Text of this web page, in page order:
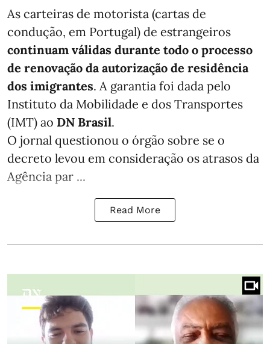
As carteiras de motorista (cartas de
condução, em Portugal) de estrangeiros
continuam válidas durante todo o processo
de renovação da autorização de residência
dos imigrantes. A garantia foi dada pelo
Instituto da Mobilidade e dos Transportes
(IMT) ao DN Brasil.
O jornal questionou o órgão sobre se o
decreto levou em consideração os atrasos da
Agência par ...
Read More